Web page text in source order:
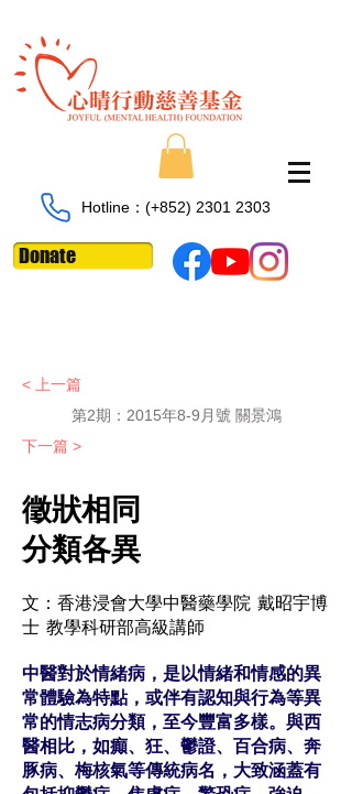
Hotline：​​(+852) 2301 2303
Donate
< 上一篇
第2期： 2015年8-9月號 關景鴻
下一篇 >
徵狀相同
分類各異
文：香港浸會大學中醫藥學院 戴昭宇博
士 教學科研部高級講師
中醫對於情緒病，是以情緒和情感的異
常體驗為特點，或伴有認知與行為等異
常的情志病分類，至今豐富多樣。與西
醫相比，如癲、狂、鬱證、百合病、奔
豚病、梅核氣等傳統病名，大致涵蓋有